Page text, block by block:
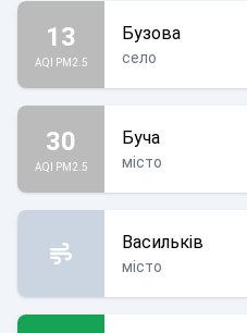
13
AQI PM2.5
Бузова
село
30
AQI PM2.5
Буча
місто
Васильків
місто